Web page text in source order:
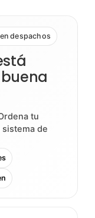
despachos
tu
de